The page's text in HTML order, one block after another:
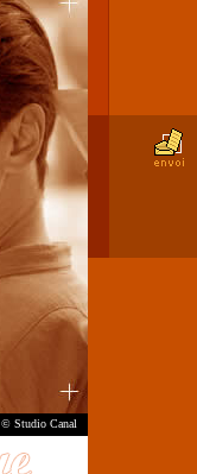
© Studio Canal